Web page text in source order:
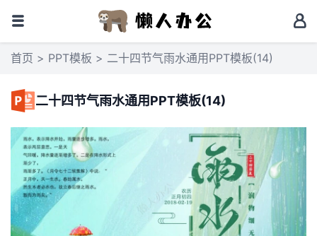
首页 > PPT模板 > 二十四节气雨水通用PPT模板(14)
二十四节气雨水通用PPT模板(14)